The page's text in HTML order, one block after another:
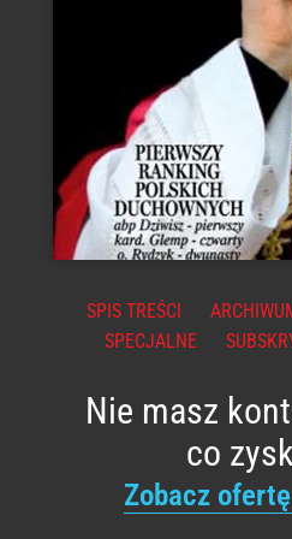
SPIS TREŚCI
SPECJALNE
Nie masz
co
Zobacz